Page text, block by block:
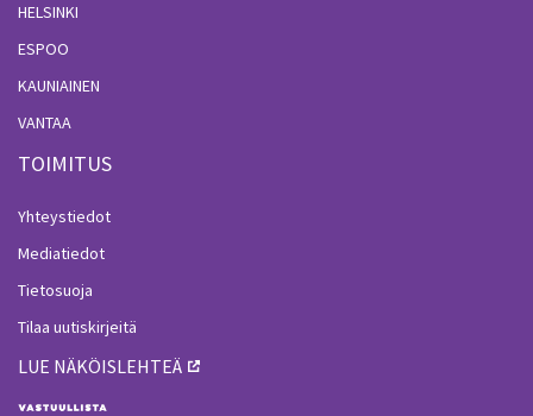
HELSINKI
ESPOO
KAUNIAINEN
VANTAA
TOIMITUS
Yhteystiedot
Mediatiedot
Tietosuoja
Tilaa uutiskirjeitä
LUE NÄKÖISLEHTEÄ